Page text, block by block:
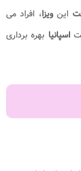
اینویزا، افراد می
اسپانیا بهره برداری